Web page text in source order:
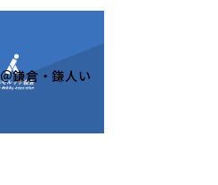
鎌倉・鎌人い